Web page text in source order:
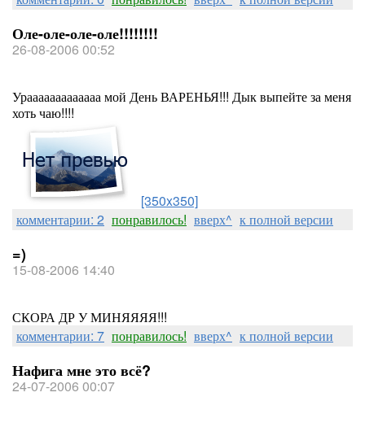
Оле-оле-оле-оле!!!!!!!!
26-08-2006 00:52
Урааааааааааааа мой День ВАРЕНЬЯ!!! Дык выпейте за меня
хоть чаю!!!!
[350x350]
комментарии: 2 понравилось! вверх^ к полной версии
=)
15-08-2006 14:40
СКОРА ДР У МИНЯЯЯЯ!!!
комментарии: 7 понравилось! вверх^ к полной версии
Нафига мне это всё?
24-07-2006 00:07